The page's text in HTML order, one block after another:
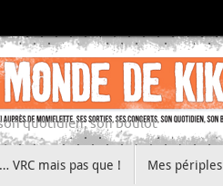
quotidien, son boulot
VRC mais pas que ! Mes périples